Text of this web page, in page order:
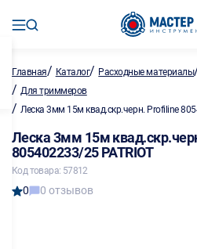
Главная/ Каталог/ Расходные материалы
/ Для триммеров
/ Леска 3мм 15м квад.скр.черн. Profiline
Леска 3мм 15м
805402233/25 PATRIOT
Код товара: 57812
0 0 отзывов